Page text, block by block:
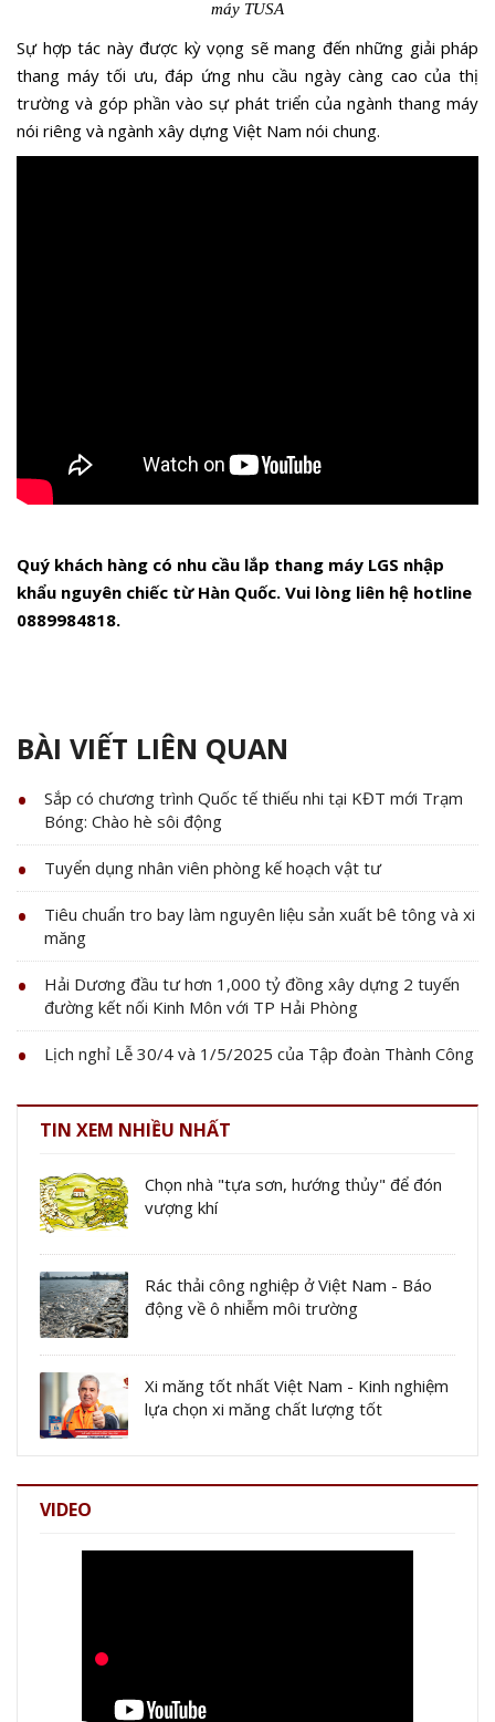
máy TUSA
Sự hợp tác này được kỳ vọng sẽ mang đến những giải pháp
thang máy tối ưu, đáp ứng nhu cầu ngày càng cao của thị
trường và góp phần vào sự phát triển của ngành thang máy
nói riêng và ngành xây dựng Việt Nam nói chung.
Quý khách hàng có nhu cầu lắp thang máy LGS nhập
khẩu nguyên chiếc từ Hàn Quốc. Vui lòng liên hệ hotline
0889984818.
BÀI VIẾT LIÊN QUAN
Sắp có chương trình Quốc tế thiếu nhi tại KĐT mới Trạm
Bóng: Chào hè sôi động
Tuyển dụng nhân viên phòng kế hoạch vật tư
Tiêu chuẩn tro bay làm nguyên liệu sản xuất bê tông và xi
măng
Hải Dương đầu tư hơn 1,000 tỷ đồng xây dựng 2 tuyến
đường kết nối Kinh Môn với TP Hải Phòng
Lịch nghỉ Lễ 30/4 và 1/5/2025 của Tập đoàn Thành Công
TIN XEM NHIỀU NHẤT
Chọn nhà "tựa sơn, hướng thủy" để đón
vượng khí
Rác thải công nghiệp ở Việt Nam - Báo
động về ô nhiễm môi trường
Xi măng tốt nhất Việt Nam - Kinh nghiệm
lựa chọn xi măng chất lượng tốt
VIDEO